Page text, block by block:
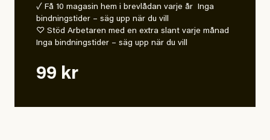
✓ Få 10 magasin hem i brevlådan varje år Inga
bindningstider – säg upp när du vill
♡ Stöd Arbetaren med en extra slant varje månad
Inga bindningstider – säg upp när du vill
99 kr